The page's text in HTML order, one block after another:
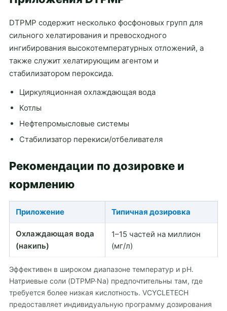
DTPMP содержит несколько фосфоновых групп для
сильного хелатирования и превосходного
ингибирования высокотемпературных отложений, а
также служит хелатирующим агентом и
стабилизатором пероксида.
Циркуляционная охлаждающая вода
Котлы
Нефтепромысловые системы
Стабилизатор перекиси/отбеливателя
Рекомендации по дозировке и
кормлению
Приложение Типичная дозировка
Охлаждающая вода
(накипь)
1–15 частей на миллион
(мг/л)
Эффективен в широком диапазоне температур и pH.
Натриевые соли (DTPMP·Na) предпочтительны там, где
требуется более низкая кислотность. VCYCLETECH
предоставляет индивидуальную программу дозирования